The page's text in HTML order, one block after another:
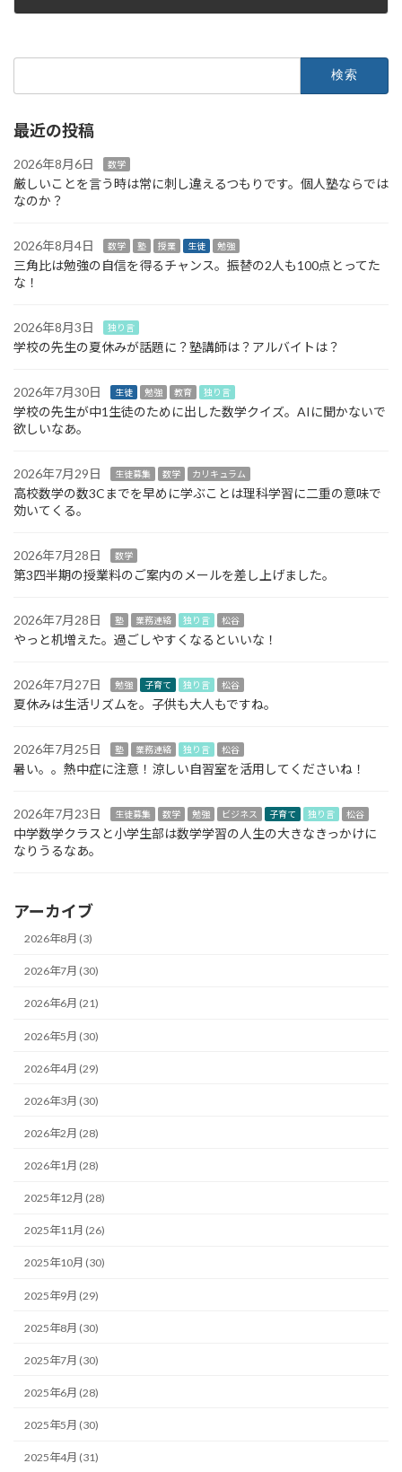
最近の投稿
2026年8月6日 数学
厳しいことを言う時は常に刺し違えるつもりです。個人塾ならでは
なのか？
2026年8月4日 数学 塾 授業 生徒 勉強
三角比は勉強の自信を得るチャンス。振替の2人も100点とってた
な！
2026年8月3日 独り言
学校の先生の夏休みが話題に？塾講師は？アルバイトは？
2026年7月30日 生徒 勉強 教育 独り言
学校の先生が中1生徒のために出した数学クイズ。AIに聞かないで
欲しいなあ。
2026年7月29日 生徒募集 数学 カリキュラム
高校数学の数3Cまでを早めに学ぶことは理科学習に二重の意味で
効いてくる。
2026年7月28日 数学
第3四半期の授業料のご案内のメールを差し上げました。
2026年7月28日 塾 業務連絡 独り言 松谷
やっと机増えた。過ごしやすくなるといいな！
2026年7月27日 勉強 子育て 独り言 松谷
夏休みは生活リズムを。子供も大人もですね。
2026年7月25日 塾 業務連絡 独り言 松谷
暑い。。熱中症に注意！涼しい自習室を活用してくださいね！
2026年7月23日 生徒募集 数学 勉強 ビジネス 子育て 独り言 松谷
中学数学クラスと小学生部は数学学習の人生の大きなきっかけに
なりうるなあ。
アーカイブ
2026年8月 (3)
2026年7月 (30)
2026年6月 (21)
2026年5月 (30)
2026年4月 (29)
2026年3月 (30)
2026年2月 (28)
2026年1月 (28)
2025年12月 (28)
2025年11月 (26)
2025年10月 (30)
2025年9月 (29)
2025年8月 (30)
2025年7月 (30)
2025年6月 (28)
2025年5月 (30)
2025年4月 (31)